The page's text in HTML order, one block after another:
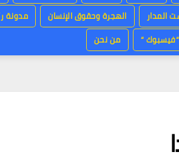
المدار الهجرة وحقوق الإنسان
مدونة
“ من نحن